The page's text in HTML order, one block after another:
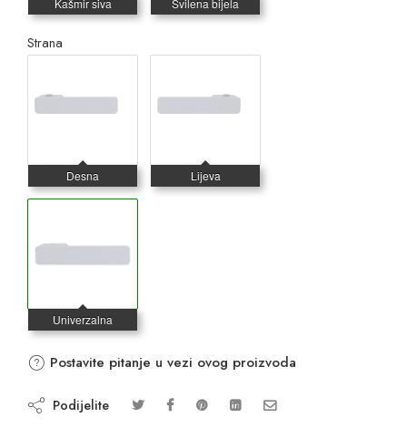
Strana
Postavite pitanje u vezi ovog proizvoda
Podijelite